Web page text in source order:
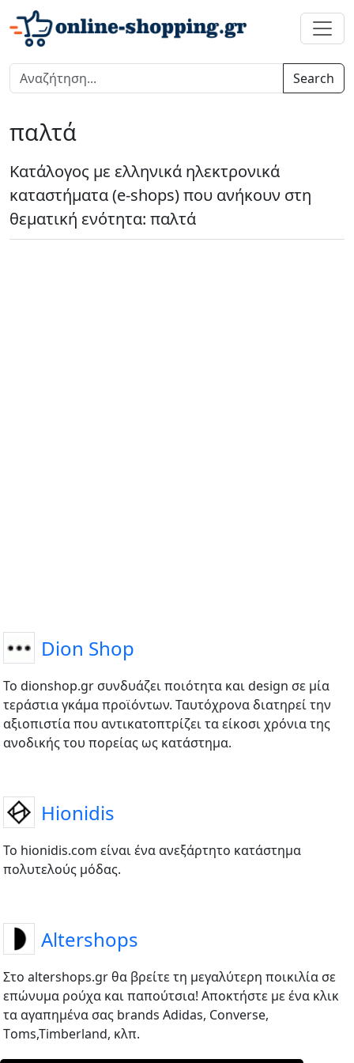
Search
παλτά
Κατάλογος με ελληνικά ηλεκτρονικά
καταστήματα (e-shops) που ανήκουν στη
θεματική ενότητα: παλτά
Dion Shop
Το dionshop.gr συνδυάζει ποιότητα και design σε μία
τεράστια γκάμα προϊόντων. Ταυτόχρονα διατηρεί την
αξιοπιστία που αντικατοπτρίζει τα είκοσι χρόνια της
ανοδικής του πορείας ως κατάστημα.
Hionidis
Το hionidis.com είναι ένα ανεξάρτητο κατάστημα
πολυτελούς μόδας.
Altershops
Στο altershops.gr θα βρείτε τη μεγαλύτερη ποικιλία σε
επώνυμα ρούχα και παπούτσια! Αποκτήστε με ένα κλικ
τα αγαπημένα σας brands Adidas, Converse,
Τoms,Timberland, κλπ.